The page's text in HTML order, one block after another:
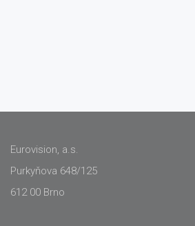
Eurovision, a.s.
Purkyňova 648/125
612 00 Brno